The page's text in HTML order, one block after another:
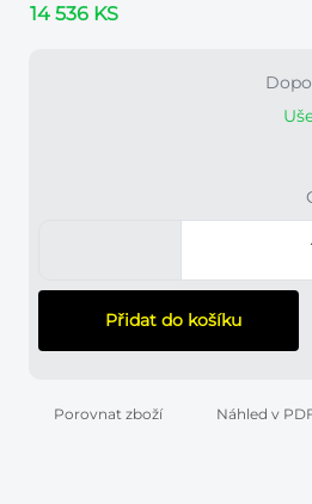
14 536 KS
Přidat do košíku
Porovnat zboží Náhled v